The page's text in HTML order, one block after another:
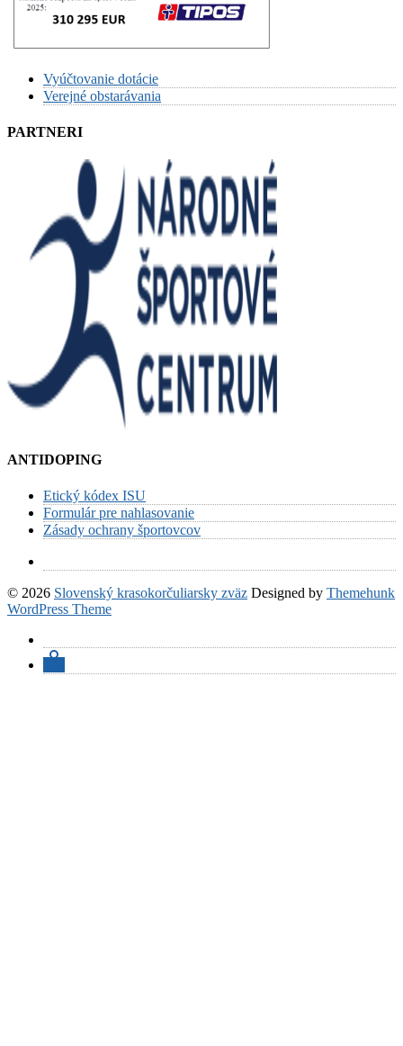
Vyúčtovanie dotácie
Verejné obstarávania
PARTNERI
ANTIDOPING
Etický kódex ISU
Formulár pre nahlasovanie
Zásady ochrany športovcov
© 2026 Slovenský krasokorčuliarsky zväz Designed by Themehunk
WordPress Theme